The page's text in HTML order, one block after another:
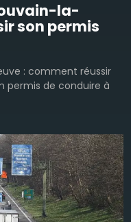
la-
son permis
: comment réussir
permis de conduire à